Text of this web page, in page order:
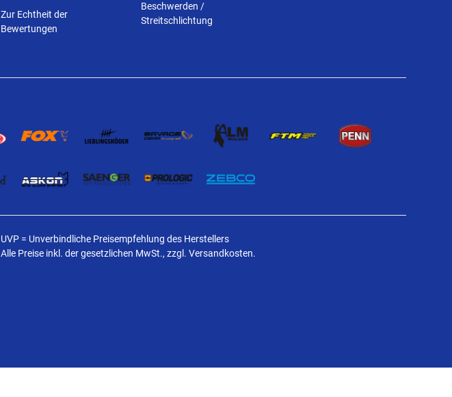
Zur Echtheit der
Bewertungen
Beschwerden /
Streitschlichtung
UVP = Unverbindliche Preisempfehlung des Herstellers
Alle Preise inkl. der gesetzlichen MwSt., zzgl. Versandkosten.